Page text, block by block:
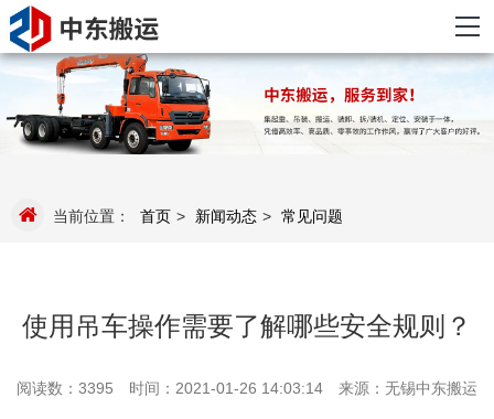
当前位置： 首页 > 新闻动态 > 常见问题
使用吊车操作需要了解哪些安全规则？
阅读数：3395 时间：2021-01-26 14:03:14 来源：无锡中东搬运